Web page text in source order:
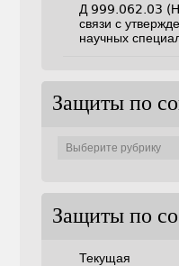
Д 999.062.03
связи с
научных
Защиты по
Защиты по
Текущая